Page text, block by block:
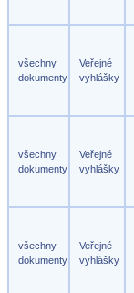
všechny
dokumenty
Veřejné
vyhlášky
všechny
dokumenty
Veřejné
vyhlášky
všechny
dokumenty
Veřejné
vyhlášky